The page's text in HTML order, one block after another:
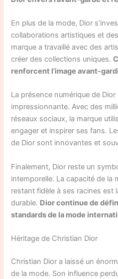
En plus de la mode, Dior
collaborations artistiques et
marque a travaillé avec des
créer des collections uniques.
renforcent l’image avant-
La présence numérique de
impressionnante. Avec des
réseaux sociaux, la marque
engager et inspirer ses fans.
de Dior sont innovantes et
Finalement, Dior reste un
intemporelle. La capacité de la
restant fidèle à ses racines est
durable. Dior continue de
standards de la mode
Héritage de Christian Dior
Christian Dior a laissé un
de la mode. Son influence